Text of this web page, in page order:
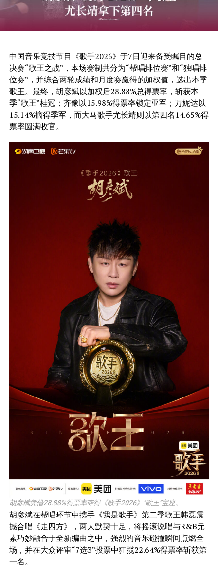
中国音乐竞技节目《歌手2026》于7日迎来备受瞩目的总
决赛“歌王之战”，本场赛制共分为“帮唱排位赛”和“独唱排
位赛”，并综合两轮成绩和月度赛赢得的加权值，选出本季
歌王。最终，胡彦斌以加权后28.88%总得票率，斩获本
季“歌王”桂冠；齐豫以15.98%得票率锁定亚军；万妮达以
15.14%摘得季军，而大马歌手尤长靖则以第四名14.65%得
票率圆满收官。
胡彦斌凭借28.88%得票率夺得《歌手2026》“歌王”宝座。
胡彦斌在帮唱环节中携手《我是歌手》第二季歌王韩磊震
撼合唱《走四方》，两人默契十足，将摇滚说唱与R&B元
素巧妙融合于全新编曲之中，强烈的音乐碰撞瞬间点燃全
场，并在大众评审“7选3”投票中狂揽22.64%得票率斩获第
一名。